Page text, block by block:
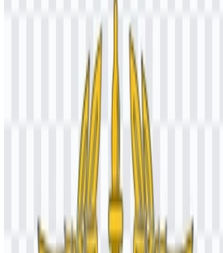
pendaftaran IMEI, referensi HS Code, aturan pabean, kurs pabean,
Arti dan Sejarah Logo Bea Cukai
Logo Bea Cukai merupakan lambang resmi institusi yang dibangun
di sekitar perisai segi lima, tongkat dengan delapan elemen spiral,
motif laut-gunung-langit, sayap, dan lingkaran batang padi. Sebagai
lambang otoritas negara, logo ini menyampaikan mandat hukum,
tugas publik, dan pengawasan nasional, bukan branding komersial.
Perisai segi lima melambangkan Republik Indonesia yang
berlandaskan Pancasila. Tongkat dengan delapan spiral
mencerminkan hubungan perdagangan internasional Indonesia yang
menjangkau ke delapan arah mata angin. Gambar laut, gunung, dan
langit merujuk pada wilayah kepabeanan Indonesia, yaitu area
tempat aturan bea dan cukai berlaku. Sayap kecil dan besar
terhubung dengan Hari Oeang Republik Indonesia pada 30 Oktober
serta peran lembaga ini di bawah Kementerian Keuangan. Batang
padi melambangkan kemakmuran dan kesejahteraan sebagai hasil
Secara visual, logo Bea Cukai tampil sebagai tanda resmi
pemerintah dengan karakter nasional yang kuat. Struktur
lambangnya mendukung pengenalan pada dokumen resmi, layanan
digital, halaman informasi publik, dan materi operasional yang
digunakan dalam administrasi bea dan cukai.